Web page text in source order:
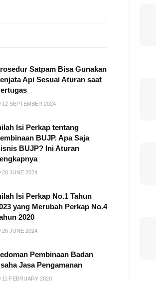
Satpam Bisa Gunakan
Api Sesuai Aturan saat
12 SEPTEMBER 2024
Isi Perkap tentang
BUJP. Apa Saja
BUJP? Ini Aturan
20 JUNE 2024
Isi Perkap No.1 Tahun
yang Merubah Perkap No.4
2020
26 JUNE 2024
Pembinaan Badan
Jasa Pengamanan
11 FEBRUARY 2020